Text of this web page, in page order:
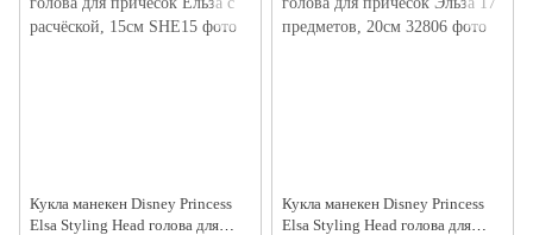
Кукла манекен Disney Princess
Elsa Styling Head голова для
Кукла манекен Disney Princess
Elsa Styling Head голова для